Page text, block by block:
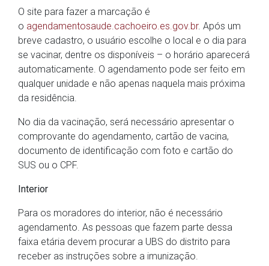
O site para fazer a marcação é
o agendamentosaude.cachoeiro.es.gov.br. Após um
breve cadastro, o usuário escolhe o local e o dia para
se vacinar, dentre os disponíveis – o horário aparecerá
automaticamente. O agendamento pode ser feito em
qualquer unidade e não apenas naquela mais próxima
da residência.
No dia da vacinação, será necessário apresentar o
comprovante do agendamento, cartão de vacina,
documento de identificação com foto e cartão do
SUS ou o CPF.
Interior
Para os moradores do interior, não é necessário
agendamento. As pessoas que fazem parte dessa
faixa etária devem procurar a UBS do distrito para
receber as instruções sobre a imunização.